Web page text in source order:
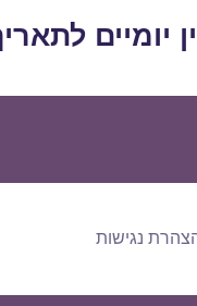
לתאריך 01/09/
נגישות